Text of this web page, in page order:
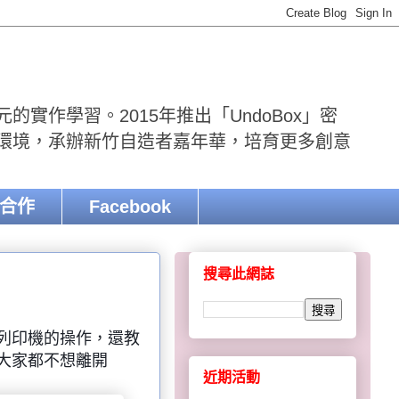
實作學習。2015年推出「UndoBox」密
境，承辦新竹自造者嘉年華，培育更多創意
作 Facebook
印機的操作，還教
家都不想離開
搜尋此網誌
近期活動